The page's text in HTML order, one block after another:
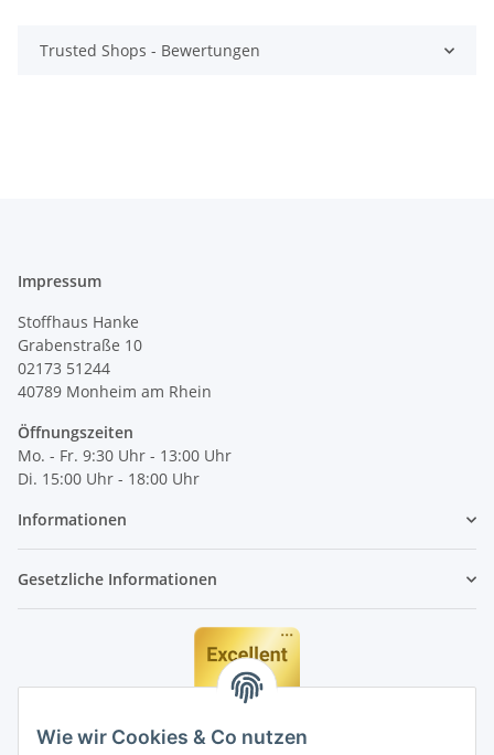
Wie wir Cookies & Co nutzen
Trusted Shops - Bewertungen
Impressum
Stoffhaus Hanke
Grabenstraße 10
02173 51244
40789 Monheim am Rhein
Öffnungszeiten
Mo. - Fr. 9:30 Uhr - 13:00 Uhr
Di. 15:00 Uhr - 18:00 Uhr
Informationen
Gesetzliche Informationen